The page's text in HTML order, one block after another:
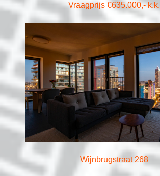
Vraagprijs €635.000,- k.k.
Wijnbrugstraat 268